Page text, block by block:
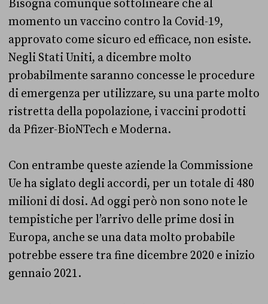
Bisogna comunque sottolineare che al
momento un vaccino contro la Covid-19,
approvato come sicuro ed efficace, non esiste.
Negli Stati Uniti, a dicembre molto
probabilmente saranno concesse le procedure
di emergenza per utilizzare, su una parte molto
ristretta della popolazione, i vaccini prodotti
da Pfizer-BioNTech e Moderna.
Con entrambe queste aziende la Commissione
Ue ha siglato degli accordi, per un totale di 480
milioni di dosi. Ad oggi però non sono note le
tempistiche per l’arrivo delle prime dosi in
Europa, anche se una data molto probabile
potrebbe essere tra fine dicembre 2020 e inizio
gennaio 2021.